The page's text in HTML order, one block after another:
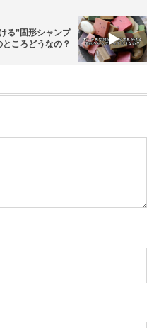
る”固形シャンプ
ところどうなの？